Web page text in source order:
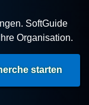
SoftGuide
Organisation.
starten